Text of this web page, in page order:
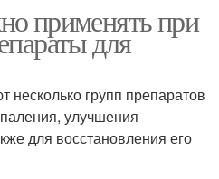
применять при
для
несколько групп препаратов
улучшения
для восстановления его